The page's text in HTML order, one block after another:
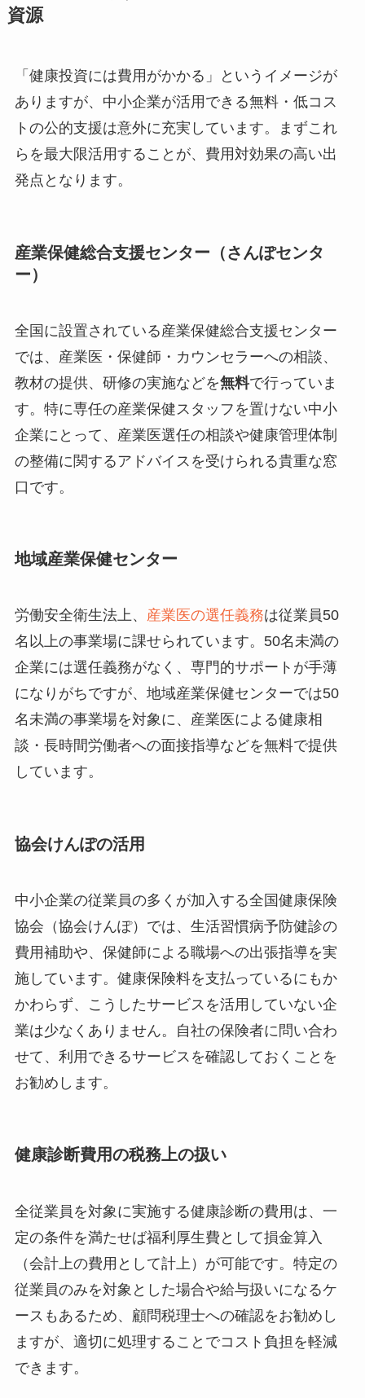
資源
「健康投資には費用がかかる」というイメージが
ありますが、中小企業が活用できる無料・低コス
トの公的支援は意外に充実しています。まずこれ
らを最大限活用することが、費用対効果の高い出
発点となります。
産業保健総合支援センター（さんぽセンタ
ー）
全国に設置されている産業保健総合支援センター
では、産業医・保健師・カウンセラーへの相談、
教材の提供、研修の実施などを無料で行っていま
す。特に専任の産業保健スタッフを置けない中小
企業にとって、産業医選任の相談や健康管理体制
の整備に関するアドバイスを受けられる貴重な窓
口です。
地域産業保健センター
労働安全衛生法上、 産業医の選任義務は従業員50
名以上の事業場に課せられています。50名未満の
企業には選任義務がなく、専門的サポートが手薄
になりがちですが、地域産業保健センターでは50
名未満の事業場を対象に、産業医による健康相
談・長時間労働者への面接指導などを無料で提供
しています。
協会けんぽの活用
中小企業の従業員の多くが加入する全国健康保険
協会（協会けんぽ）では、生活習慣病予防健診の
費用補助や、保健師による職場への出張指導を実
施しています。健康保険料を支払っているにもか
かわらず、こうしたサービスを活用していない企
業は少なくありません。自社の保険者に問い合わ
せて、利用できるサービスを確認しておくことを
お勧めします。
健康診断費用の税務上の扱い
全従業員を対象に実施する健康診断の費用は、一
定の条件を満たせば福利厚生費として損金算入
（会計上の費用として計上）が可能です。特定の
従業員のみを対象とした場合や給与扱いになるケ
ースもあるため、顧問税理士への確認をお勧めし
ますが、適切に処理することでコスト負担を軽減
できます。